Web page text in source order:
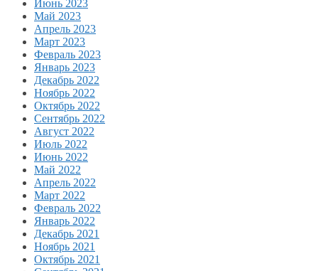
Июнь 2023
Май 2023
Апрель 2023
Март 2023
Февраль 2023
Январь 2023
Декабрь 2022
Ноябрь 2022
Октябрь 2022
Сентябрь 2022
Август 2022
Июль 2022
Июнь 2022
Май 2022
Апрель 2022
Март 2022
Февраль 2022
Январь 2022
Декабрь 2021
Ноябрь 2021
Октябрь 2021